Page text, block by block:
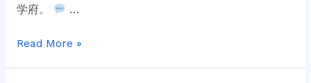
学府。
…
Read More »